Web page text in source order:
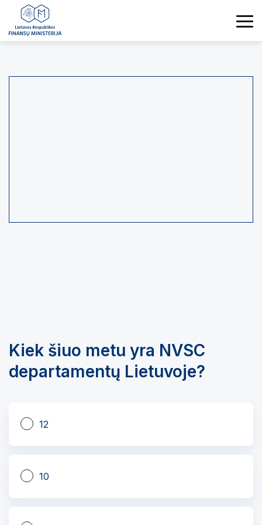
Kiek šiuo metu yra NVSC
departamentų Lietuvoje?
12
10